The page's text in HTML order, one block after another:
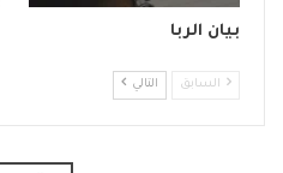
بيان الربا
السابق التالي